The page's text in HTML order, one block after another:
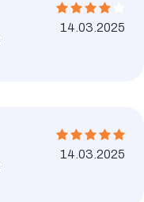
14.03.2025
14.03.2025